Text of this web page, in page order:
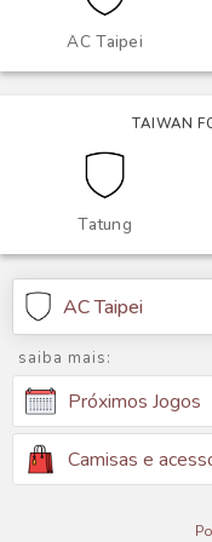
AC Taipei
TAIWAN
Tatung
AC Taipei
saiba mais:
Próximos Jogos
Camisas e